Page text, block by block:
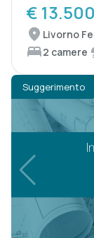
€ 13.500
Livorno
2 camere
Suggerimento